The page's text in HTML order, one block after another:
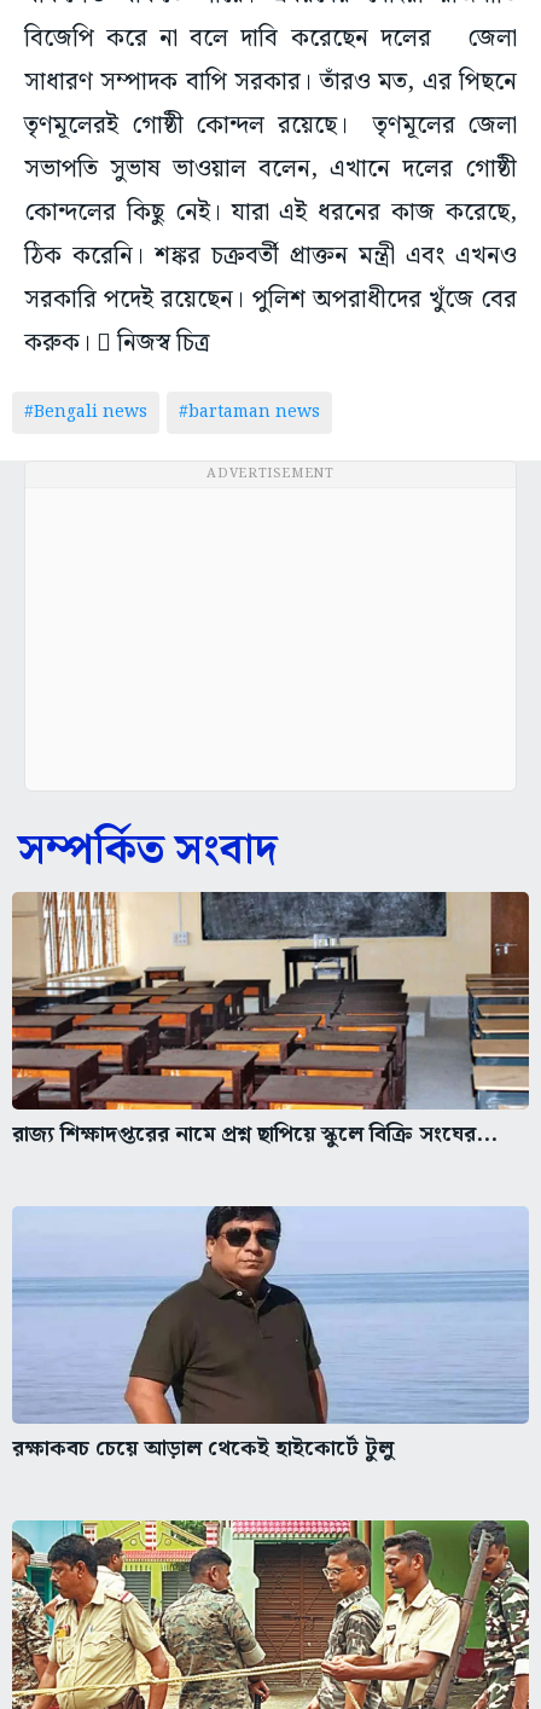
বিজেপি করে না বলে দাবি করেছেন দলের জেলা
সাধারণ সম্পাদক বাপি সরকার। তাঁরও মত, এর পিছনে
তৃণমূলেরই গোষ্ঠী কোন্দল রয়েছে। তৃণমূলের জেলা
সভাপতি সুভাষ ভাওয়াল বলেন, এখানে দলের গোষ্ঠী
কোন্দলের কিছু নেই। যারা এই ধরনের কাজ করেছে,
ঠিক করেনি। শঙ্কর চক্রবর্তী প্রাক্তন মন্ত্রী এবং এখনও
সরকারি পদেই রয়েছেন। পুলিশ অপরাধীদের খুঁজে বের
করুক।  নিজস্ব চিত্র
#Bengali news #bartaman news
ADVERTISEMENT
সম্পর্কিত সংবাদ
রাজ্য শিক্ষাদপ্তরের নামে প্রশ্ন ছাপিয়ে স্কুলে বিক্রি সংঘের...
রক্ষাকবচ চেয়ে আড়াল থেকেই হাইকোর্টে টুলু